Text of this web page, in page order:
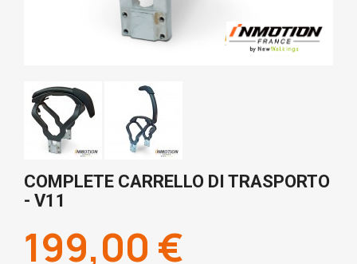
COMPLETE CARRELLO DI TRASPORTO
- V11
199,00 €